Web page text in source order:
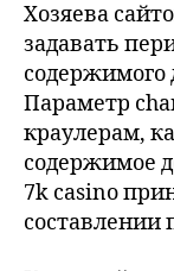
Хозяева
задавать
Параметр
краулерам,
содержимое
7k casino
составлении